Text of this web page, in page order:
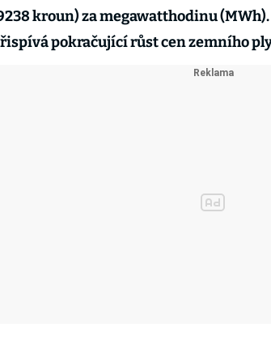
kroun) za megawatthodinu
pokračující růst cen zemního